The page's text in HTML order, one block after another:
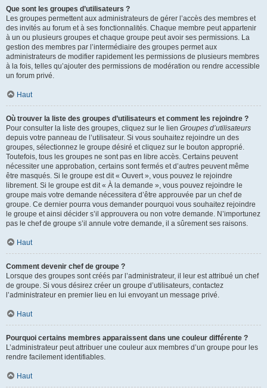
Que sont les groupes d’utilisateurs ?
Les groupes permettent aux administrateurs de gérer l’accès des membres et
des invités au forum et à ses fonctionnalités. Chaque membre peut appartenir
à un ou plusieurs groupes et chaque groupe peut avoir ses permissions. La
gestion des membres par l’intermédiaire des groupes permet aux
administrateurs de modifier rapidement les permissions de plusieurs membres
à la fois, telles qu’ajouter des permissions de modération ou rendre accessible
un forum privé.
Haut
Où trouver la liste des groupes d’utilisateurs et comment les rejoindre ?
Pour consulter la liste des groupes, cliquez sur le lien Groupes d’utilisateurs
depuis votre panneau de l’utilisateur. Si vous souhaitez rejoindre un des
groupes, sélectionnez le groupe désiré et cliquez sur le bouton approprié.
Toutefois, tous les groupes ne sont pas en libre accès. Certains peuvent
nécessiter une approbation, certains sont fermés et d’autres peuvent même
être masqués. Si le groupe est dit « Ouvert », vous pouvez le rejoindre
librement. Si le groupe est dit « À la demande », vous pouvez rejoindre le
groupe mais votre demande nécessitera d’être approuvée par un chef de
groupe. Ce dernier pourra vous demander pourquoi vous souhaitez rejoindre
le groupe et ainsi décider s’il approuvera ou non votre demande. N’importunez
pas le chef de groupe s’il annule votre demande, il a sûrement ses raisons.
Haut
Comment devenir chef de groupe ?
Lorsque des groupes sont créés par l’administrateur, il leur est attribué un chef
de groupe. Si vous désirez créer un groupe d’utilisateurs, contactez
l’administrateur en premier lieu en lui envoyant un message privé.
Haut
Pourquoi certains membres apparaissent dans une couleur différente ?
L’administrateur peut attribuer une couleur aux membres d’un groupe pour les
rendre facilement identifiables.
Haut